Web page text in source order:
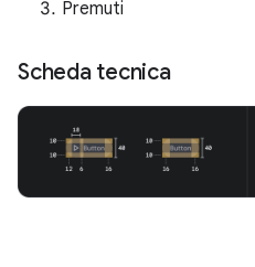
Premuti
Scheda tecnica